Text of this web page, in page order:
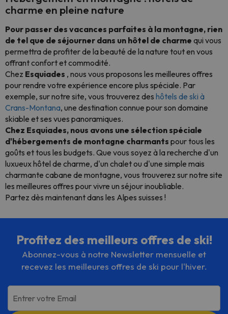
charme en pleine nature
Pour passer des vacances parfaites à la montagne, rien
de tel que de séjourner dans un hôtel de charme qui vous
permettra de profiter de la beauté de la nature tout en vous
offrant confort et commodité.
Chez Esquiades , nous vous proposons les meilleures offres
pour rendre votre expérience encore plus spéciale. Par
exemple, sur notre site, vous trouverez des hôtels de ski à
Crans-Montana, une destination connue pour son domaine
skiable et ses vues panoramiques.
Chez Esquiades, nous avons une sélection spéciale
d'hébergements de montagne charmants pour tous les
goûts et tous les budgets. Que vous soyez à la recherche d'un
luxueux hôtel de charme, d'un chalet ou d'une simple mais
charmante cabane de montagne, vous trouverez sur notre site
les meilleures offres pour vivre un séjour inoubliable.
Partez dès maintenant dans les Alpes suisses !
Profitez des meilleurs offres de ski!
Abonnez-vous à notre Newsletter mensuelle et
recevez les meilleures offres de ski pour l'hiver.
Entrer votre Email